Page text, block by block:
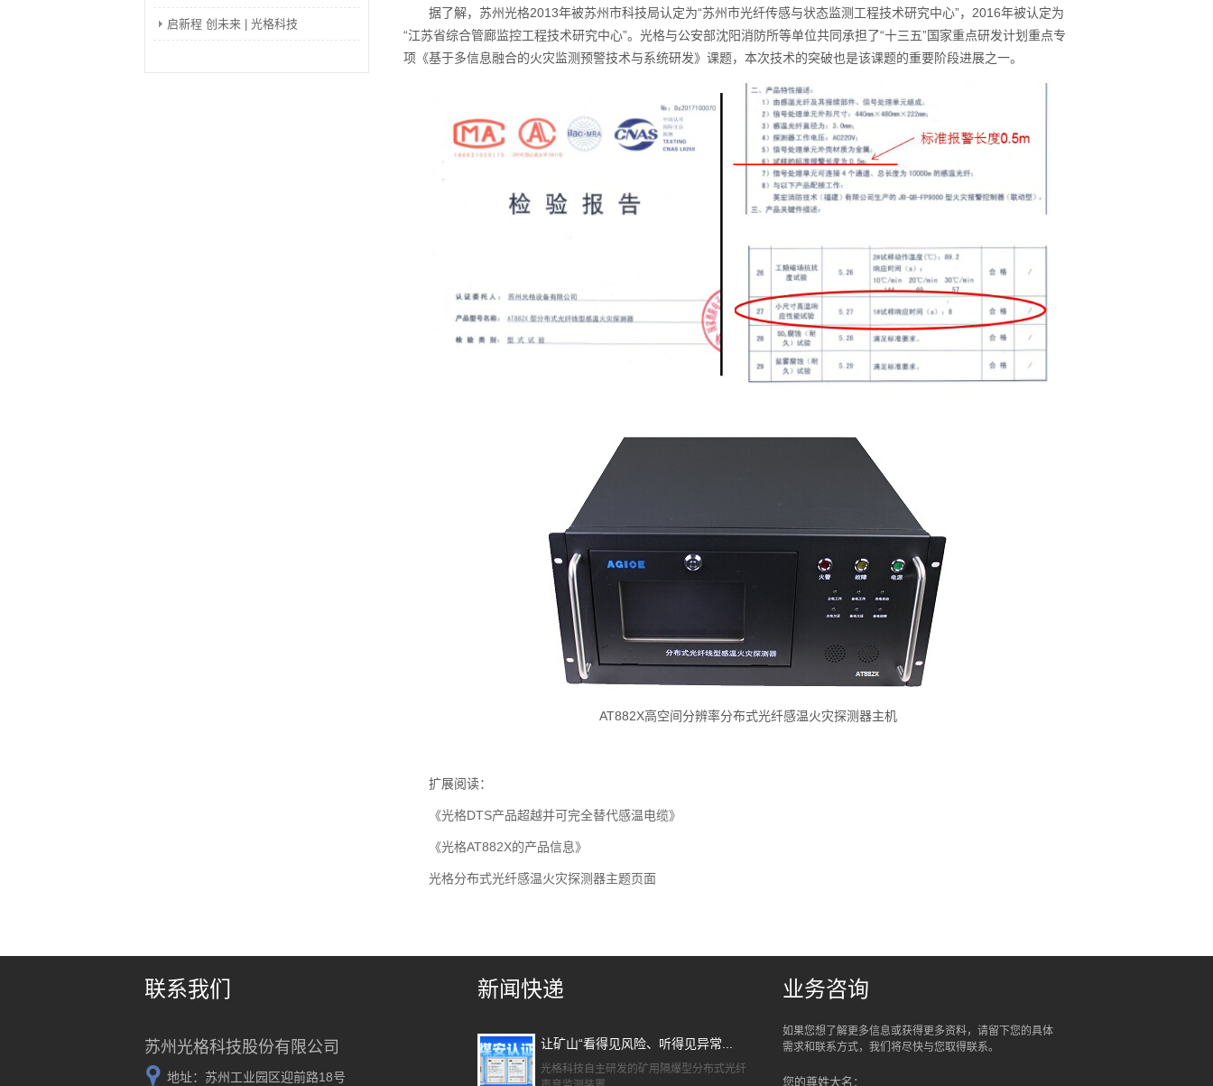
启新程 创未来 | 光格科技
据了解，苏州光格2013年被苏州市科技局认定为“苏州市光纤传感与状态监测工程技术研究中心”，2016年被认定为
“江苏省综合管廊监控工程技术研究中心”。光格与公安部沈阳消防所等单位共同承担了“十三五”国家重点研发计划重点专
项《基于多信息融合的火灾监测预警技术与系统研发》课题，本次技术的突破也是该课题的重要阶段进展之一。
AT882X高空间分辨率分布式光纤感温火灾探测器主机
扩展阅读：
《光格DTS产品超越并可完全替代感温电缆》
《光格AT882X的产品信息》
光格分布式光纤感温火灾探测器主题页面
联系我们
苏州光格科技股份有限公司
地址：苏州工业园区迎前路18号
新闻快递
让矿山“看得见风险、听得见异常...
光格科技自主研发的矿用隔爆型分布式光纤
业务咨询
如果您想了解更多信息或获得更多资料，请留下您的具体
需求和联系方式，我们将尽快与您取得联系。
您的尊姓大名：